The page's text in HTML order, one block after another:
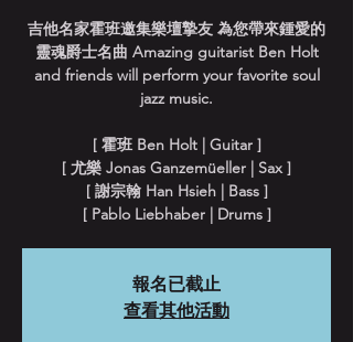
吉他名家霍班邀集樂壇摯友 為您帶來鍾愛的
靈魂爵士名曲 Amazing guitarist Ben Holt
and friends will perform your favorite soul
jazz music.
[ 霍班 Ben Holt | Guitar ]
[ 尤樂 Jonas Ganzemüeller | Sax ]
[ 謝宗翰 Han Hsieh | Bass ]
[ Pablo Liebhaber | Drums ]
報名已截止
查看其他活動